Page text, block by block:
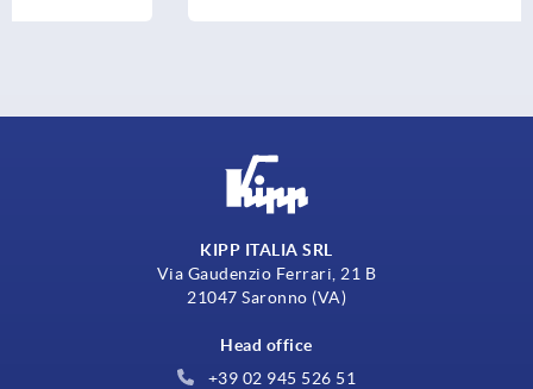
KIPP ITALIA SRL
Via Gaudenzio Ferrari, 21 B
21047 Saronno (VA)
Head office
+39 02 945 526 51